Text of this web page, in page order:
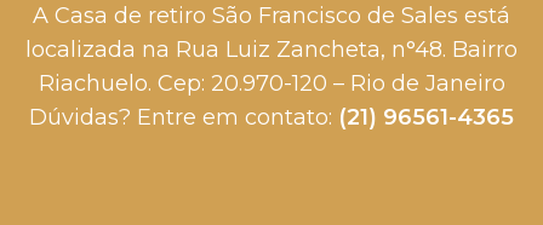
A Casa de retiro São Francisco de Sales está
localizada na Rua Luiz Zancheta, n°48. Bairro
Riachuelo. Cep: 20.970-120 – Rio de Janeiro
Dúvidas? Entre em contato: (21) 96561-4365